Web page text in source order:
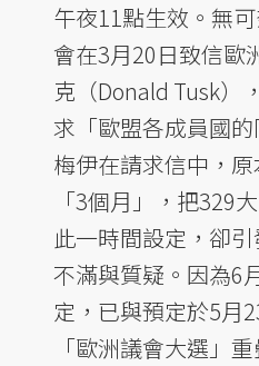
午夜11點生效。無
會在3月20日致信歐
克（Donald Tusk）
求「歐盟各成員國的
梅伊在請求信中，
「3個月」，把329
此一時間設定，卻
不滿與質疑。因為6
定，已與預定於5月
「歐洲議會大選」